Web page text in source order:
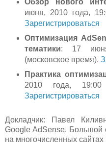
Обзор нового
июня, 2010 года,
Зарегистрироваться
Оптимизация
тематики: 17
(московское время).
Практика
2010 года, 19:00
Зарегистрироваться
Докладчик: Павел
Google AdSense. Большой
на многочисленных сайтах